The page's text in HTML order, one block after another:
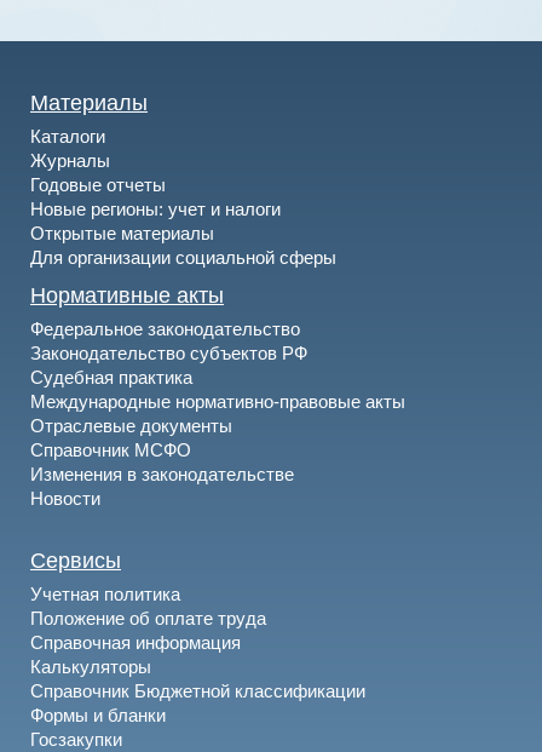
Материалы
Каталоги
Журналы
Годовые отчеты
Новые регионы: учет и налоги
Открытые материалы
Для организации социальной сферы
Нормативные акты
Федеральное законодательство
Законодательство субъектов РФ
Судебная практика
Международные нормативно-правовые акты
Отраслевые документы
Справочник МСФО
Изменения в законодательстве
Новости
Сервисы
Учетная политика
Положение об оплате труда
Справочная информация
Калькуляторы
Справочник Бюджетной классификации
Формы и бланки
Госзакупки